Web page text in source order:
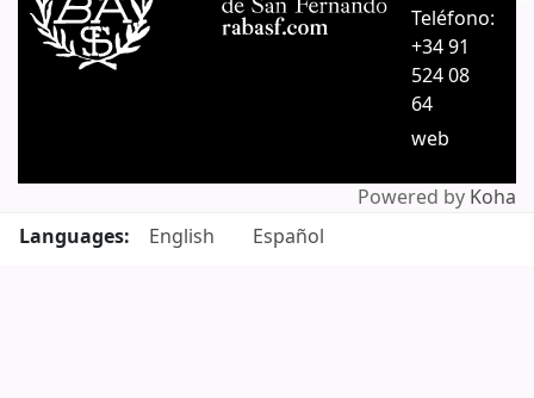
Teléfono:
+34 91
524 08
64
web
Powered by Koha
Languages:
English Español